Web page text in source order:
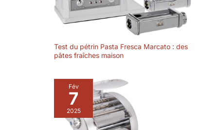
Test du pétrin Pasta Fresca Marcato : des
pâtes fraîches maison
Fév
7
2025